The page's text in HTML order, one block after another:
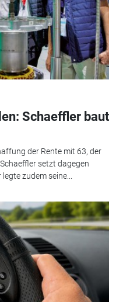
Schaeffler baut
der Rente mit 63, der
setzt dagegen
zudem seine...